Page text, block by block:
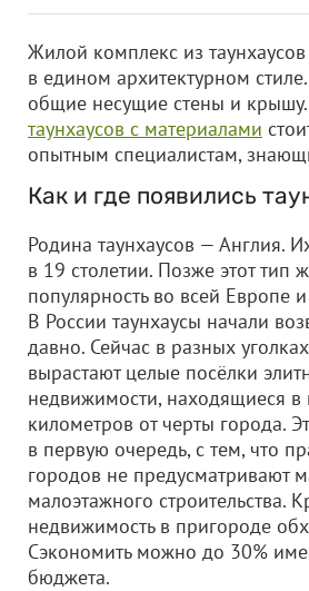
Жилой комплекс из
в едином архитектурном
общие несущие стены и
таунхаусов с материалами
опытным специалистам,
Как и где появились
Родина таунхаусов — Англия.
в 19 столетии. Позже этот тип
популярность во всей Европе
В России таунхаусы начали
давно. Сейчас в разных
вырастают целые посёлки
недвижимости, находящиеся в
километров от черты города.
в первую очередь, с тем, что
городов не предусматривают
малоэтажного строительства.
недвижимость в пригороде
Сэкономить можно до 30%
бюджета.